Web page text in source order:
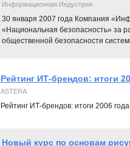
Информационная Индустрия
30 января 2007 года Компания
«Национальная безопасность» за
общественной безопасности
Рейтинг ИТ-брендов: итоги
ASTERA
Рейтинг ИТ-брендов: итоги 2006
Новый курс по основам